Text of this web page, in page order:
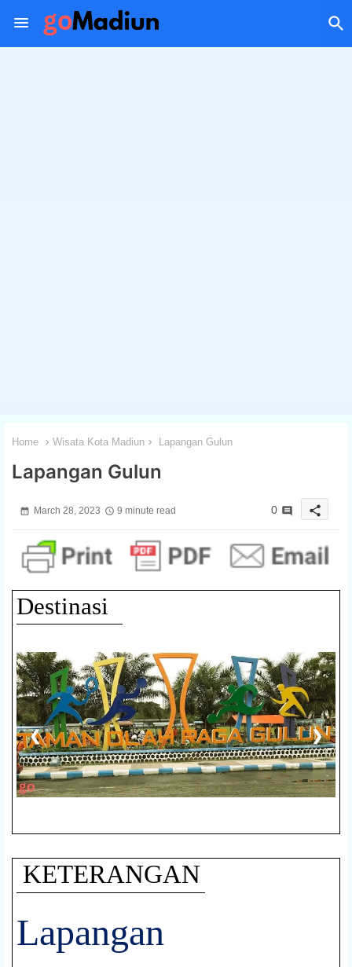
Home Wisata Kota Madiun Lapangan Gulun
Lapangan Gulun
March 28, 2023 9 minute read 0 share
Destinasi
1 / 3
❮ ❯
KETERANGAN
Lapangan